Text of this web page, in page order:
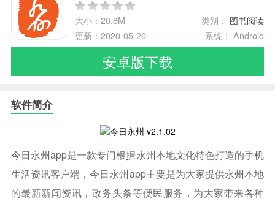
大小：20.8M 类别： 图书阅读
更新：2020-05-26
系统： Android
安卓版下载
软件简介
今日永州app是一款专门根据永州本地文化特色打造的手机
生活资讯客户端，今日永州app主要是为大家提供永州本地
的最新新闻资讯，政务头条等便民服务，为大家带来各种